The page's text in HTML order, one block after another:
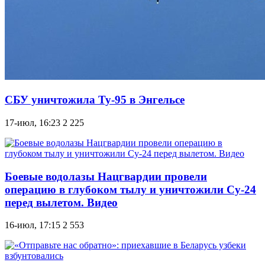
СБУ уничтожила Ту-95 в Энгельсе
17-июл, 16:23 2 225
Боевые водолазы Нацгвардии провели
операцию в глубоком тылу и уничтожили Су-24
перед вылетом. Видео
16-июл, 17:15 2 553